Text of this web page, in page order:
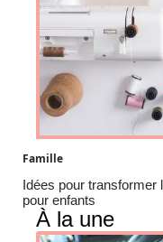
Famille
Idées pour transformer
pour enfants
À la une